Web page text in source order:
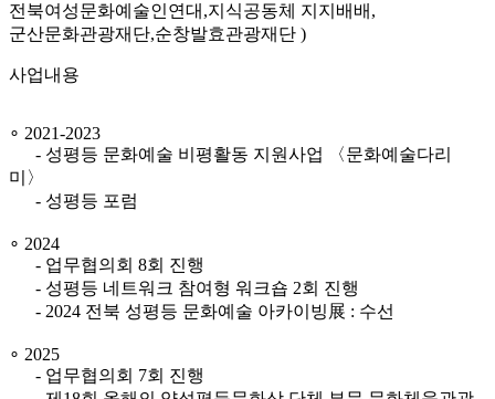
전북여성문화예술인연대,지식공동체 지지배배,
군산문화관광재단,순창발효관광재단 )
사업내용
∘ 2021-2023
- 성평등 문화예술 비평활동 지원사업 〈문화예술다리
미〉
- 성평등 포럼
∘ 2024
- 업무협의회 8회 진행
- 성평등 네트워크 참여형 워크숍 2회 진행
- 2024 전북 성평등 문화예술 아카이빙展 : 수선
∘ 2025
- 업무협의회 7회 진행